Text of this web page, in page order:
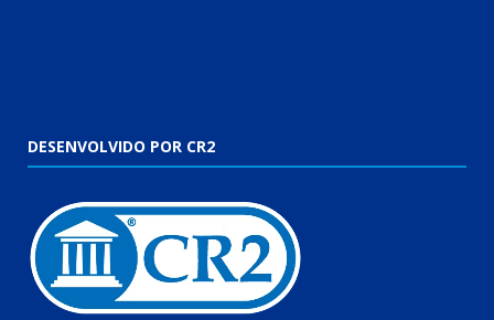
DESENVOLVIDO POR CR2